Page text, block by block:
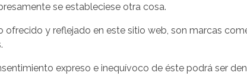
se estableciese otra cosa.
y reflejado en este sitio web, son marcas
expreso e inequívoco de éste podrá ser